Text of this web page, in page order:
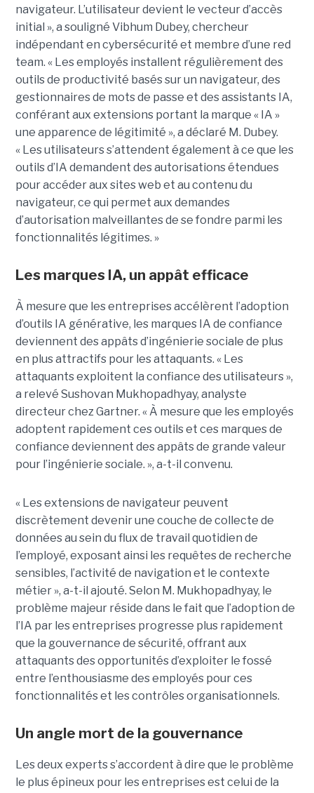
navigateur. L’utilisateur devient le vecteur d’accès
initial », a souligné Vibhum Dubey, chercheur
indépendant en cybersécurité et membre d’une red
team. « Les employés installent régulièrement des
outils de productivité basés sur un navigateur, des
gestionnaires de mots de passe et des assistants IA,
conférant aux extensions portant la marque « IA »
une apparence de légitimité », a déclaré M. Dubey.
« Les utilisateurs s’attendent également à ce que les
outils d’IA demandent des autorisations étendues
pour accéder aux sites web et au contenu du
navigateur, ce qui permet aux demandes
d’autorisation malveillantes de se fondre parmi les
fonctionnalités légitimes. »
Les marques IA, un appât efficace
À mesure que les entreprises accélèrent l’adoption
d’outils IA générative, les marques IA de confiance
deviennent des appâts d’ingénierie sociale de plus
en plus attractifs pour les attaquants. « Les
attaquants exploitent la confiance des utilisateurs »,
a relevé Sushovan Mukhopadhyay, analyste
directeur chez Gartner. « À mesure que les employés
adoptent rapidement ces outils et ces marques de
confiance deviennent des appâts de grande valeur
pour l’ingénierie sociale. », a-t-il convenu.
« Les extensions de navigateur peuvent
discrètement devenir une couche de collecte de
données au sein du flux de travail quotidien de
l’employé, exposant ainsi les requêtes de recherche
sensibles, l’activité de navigation et le contexte
métier », a-t-il ajouté. Selon M. Mukhopadhyay, le
problème majeur réside dans le fait que l’adoption de
l’IA par les entreprises progresse plus rapidement
que la gouvernance de sécurité, offrant aux
attaquants des opportunités d’exploiter le fossé
entre l’enthousiasme des employés pour ces
fonctionnalités et les contrôles organisationnels.
Un angle mort de la gouvernance
Les deux experts s’accordent à dire que le problème
le plus épineux pour les entreprises est celui de la